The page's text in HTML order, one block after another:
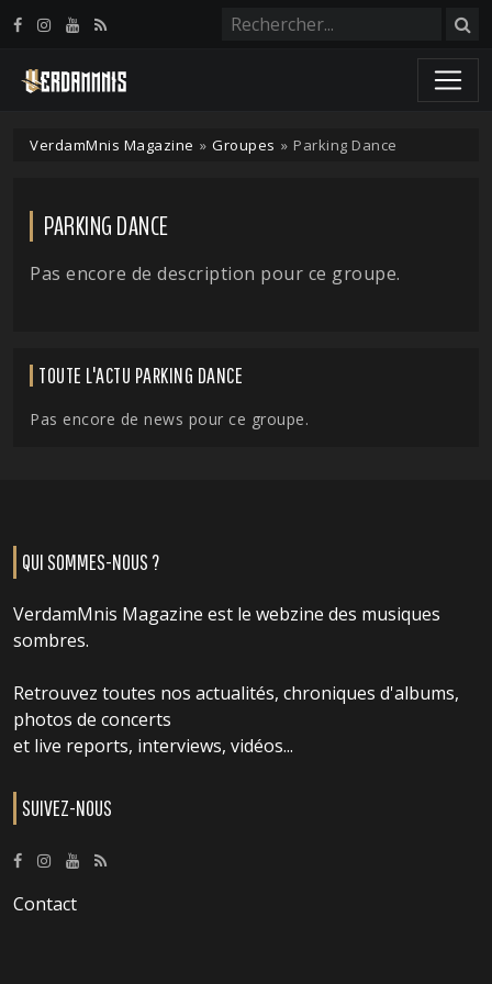
VerdamMnis Magazine » Groupes » Parking Dance
PARKING DANCE
Pas encore de description pour ce groupe.
TOUTE L'ACTU PARKING DANCE
Pas encore de news pour ce groupe.
QUI SOMMES-NOUS ?
VerdamMnis Magazine est le webzine des musiques
sombres.
Retrouvez toutes nos actualités, chroniques d'albums,
photos de concerts
et live reports, interviews, vidéos...
SUIVEZ-NOUS
Contact
Panneau de gestion des cookies